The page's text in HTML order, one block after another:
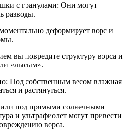
с гранулами: Они могут
разводы.
деформирует ворс и
вы повредите структуру ворса и
«лысым».
Под собственным весом влажная
и растянуться.
или под прямыми солнечными
и ультрафиолет могут привести
ворса.